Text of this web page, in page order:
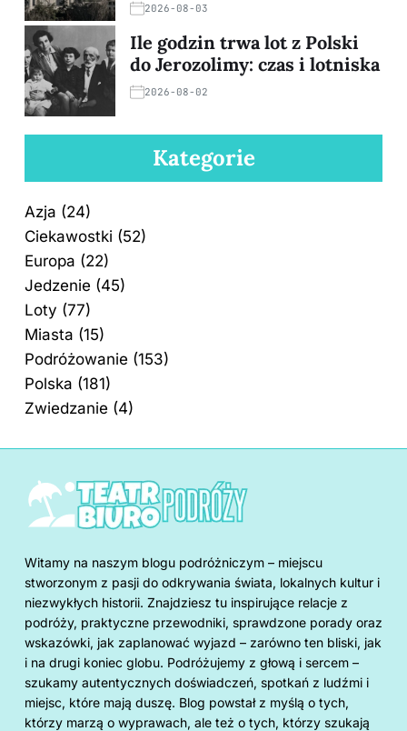
2026-08-03
Ile godzin trwa lot z Polski
do Jerozolimy: czas i lotniska
2026-08-02
Kategorie
Azja (24)
Ciekawostki (52)
Europa (22)
Jedzenie (45)
Loty (77)
Miasta (15)
Podróżowanie (153)
Polska (181)
Zwiedzanie (4)
Witamy na naszym blogu podróżniczym – miejscu
stworzonym z pasji do odkrywania świata, lokalnych kultur i
niezwykłych historii. Znajdziesz tu inspirujące relacje z
podróży, praktyczne przewodniki, sprawdzone porady oraz
wskazówki, jak zaplanować wyjazd – zarówno ten bliski, jak
i na drugi koniec globu. Podróżujemy z głową i sercem –
szukamy autentycznych doświadczeń, spotkań z ludźmi i
miejsc, które mają duszę. Blog powstał z myślą o tych,
którzy marzą o wyprawach, ale też o tych, którzy szukają